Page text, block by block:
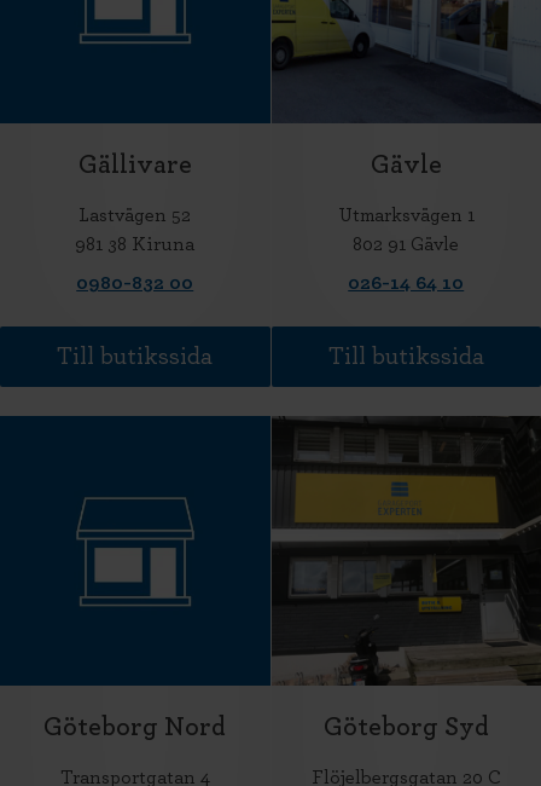
Gällivare
Lastvägen 52
981 38 Kiruna
0980-832 00
Till butikssida
Gävle
Utmarksvägen 1
802 91 Gävle
026-14 64 10
Till butikssida
Göteborg Nord
Transportgatan 4
Göteborg Syd
Flöjelbergsgatan 20 C